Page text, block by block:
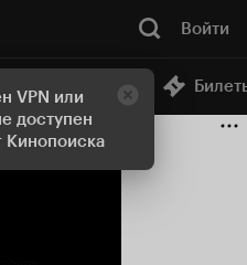
VPN или
доступен
Кинопоиска
Войти
Онлайн-кинотеатр